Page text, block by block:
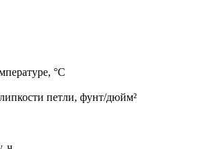
°С
петли, фунт/дюйм²